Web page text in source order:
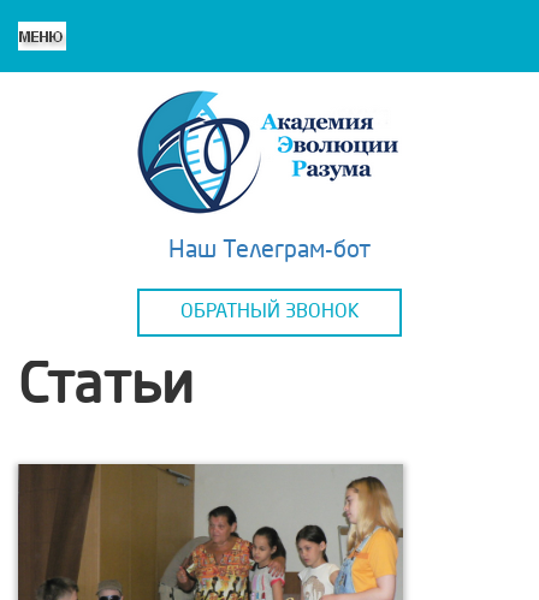
Наш Телеграм-бот
ОБРАТНЫЙ ЗВОНОК
Статьи